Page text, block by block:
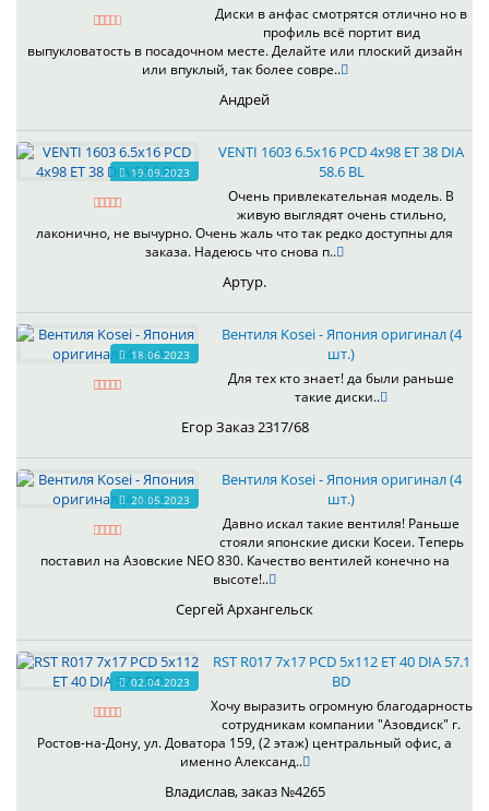
Диски в анфас смотрятся отлично но в
профиль всё портит вид
выпукловатость в посадочном месте. Делайте или плоский дизайн
или впуклый, так более совре..
Андрей
19.09.2023
VENTI 1603 6.5x16 PCD 4x98 ET 38 DIA
58.6 BL
Очень привлекательная модель. В
живую выглядят очень стильно,
лаконично, не вычурно. Очень жаль что так редко доступны для
заказа. Надеюсь что снова п..
Артур.
18.06.2023
Вентиля Kosei - Япония оригинал (4
шт.)
Для тех кто знает! да были раньше
такие диски..
Егор Заказ 2317/68
20.05.2023
Вентиля Kosei - Япония оригинал (4
шт.)
Давно искал такие вентиля! Раньше
стояли японские диски Косеи. Теперь
поставил на Азовские NEO 830. Качество вентилей конечно на
высоте!..
Сергей Архангельск
02.04.2023
RST R017 7x17 PCD 5x112 ET 40 DIA 57.1
BD
Хочу выразить огромную благодарность
сотрудникам компании "Азовдиск" г.
Ростов-на-Дону, ул. Доватора 159, (2 этаж) центральный офис, а
именно Александ..
Владислав, заказ №4265